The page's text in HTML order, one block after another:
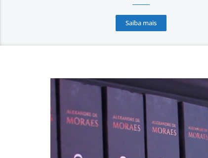
Saiba mais